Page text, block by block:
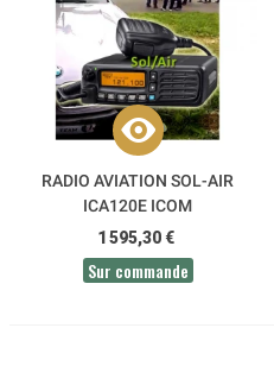
RADIO AVIATION SOL-AIR
ICA120E ICOM
1 595,30 €
Sur commande